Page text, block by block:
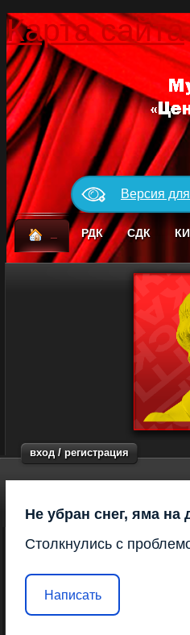
Карта сайта
Версия
РДК СДК
вход / регистрация
Не убран снег, яма на
Столкнулись с
Написать